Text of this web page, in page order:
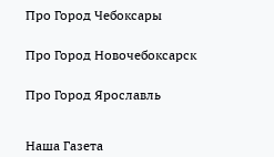
Про Город Чебоксары
Про Город Новочебоксарск
Про Город Ярославль
Наша Газета